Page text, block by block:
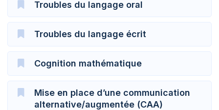
Troubles du langage oral
Troubles du langage écrit
Cognition mathématique
Mise en place d’une communication
alternative/augmentée (CAA)